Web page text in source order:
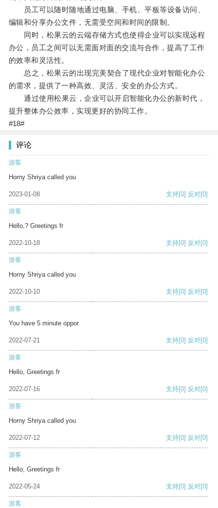
员工可以随时随地通过电脑、手机、平板等设备访问、
编辑和分享办公文件，无需受空间和时间的限制。
同时，松果云的云端存储方式也使得企业可以实现远程
办公，员工之间可以无需面对面的交流与合作，提高了工作
的效率和灵活性。
总之，松果云的出现完美契合了现代企业对智能化办公
的需求，提供了一种高效、灵活、安全的办公方式。
通过使用松果云，企业可以开启智能化办公的新时代，
提升整体办公效率，实现更好的协同工作。
#18#
评论
游客
Horny Shriya called you
2023-01-08 支持[0] 反对[0]
游客
Hello,? Greetings fr
2022-10-18 支持[0] 反对[0]
游客
Horny Shriya called you
2022-10-10 支持[0] 反对[0]
游客
You have 5 minute oppor
2022-07-21 支持[0] 反对[0]
游客
Hello, Greetings fr
2022-07-16 支持[0] 反对[0]
游客
Horny Shriya called you
2022-07-12 支持[0] 反对[0]
游客
Hello, Greetings fr
2022-05-24 支持[0] 反对[0]
游客